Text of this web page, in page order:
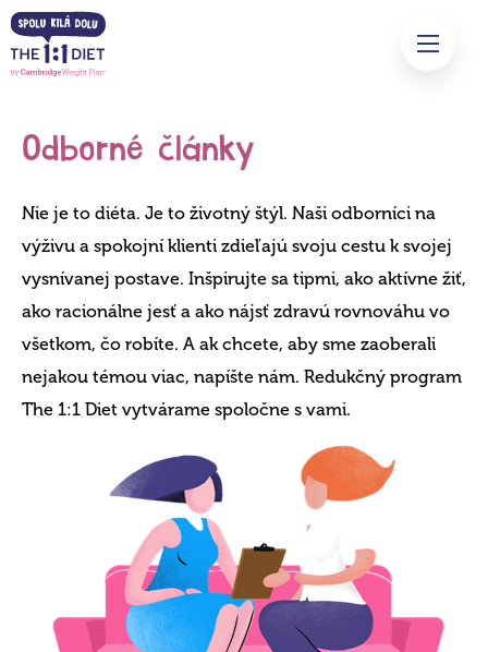
Odborné články
Nie je to diéta. Je to životný štýl. Naši odborníci na
výživu a spokojní klienti zdieľajú svoju cestu k svojej
vysnívanej postave. Inšpirujte sa tipmi, ako aktívne žiť,
ako racionálne jesť a ako nájsť zdravú rovnováhu vo
všetkom, čo robíte. A ak chcete, aby sme zaoberali
nejakou témou viac, napíšte nám. Redukčný program
The 1:1 Diet vytvárame spoločne s vami.